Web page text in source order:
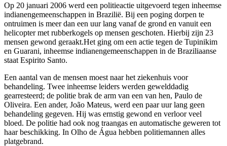
Op 20 januari 2006 werd een politieactie uitgevoerd tegen inheemse
indianengemeenschappen in Brazilië. Bij een poging dorpen te
ontruimen is meer dan een uur lang vanaf de grond en vanuit een
helicopter met rubberkogels op mensen geschoten. Hierbij zijn 23
mensen gewond geraakt.Het ging om een actie tegen de Tupinikim
en Guarani, inheemse indianengemeenschappen in de Braziliaanse
staat Espirito Santo.
Een aantal van de mensen moest naar het ziekenhuis voor
behandeling. Twee inheemse leiders werden gewelddadig
gearresteerd; de politie brak de arm van een van hen, Paulo de
Oliveira. Een ander, João Mateus, werd een paar uur lang geen
behandeling gegeven. Hij was ernstig gewond en verloor veel
bloed. De politie had ook nog traangas en automatische geweren tot
haar beschikking. In Olho de Água hebben politiemannen alles
platgebrand.